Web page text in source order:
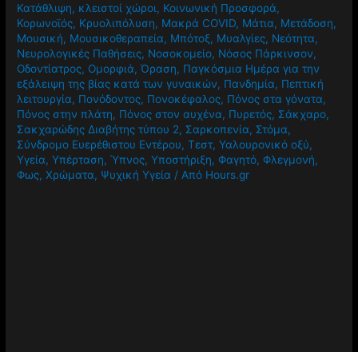
Κατάθλιψη, κλειστοί χώροι, Κοινωνική Προσφορά,
Κορωνοϊός, Κρυολιπόλυση, Μακρά COVID, Μάτια, Μετάδοση,
Μουσική, Μουσικοθεραπεία, Μπότοξ, Μυαλγίες, Νεότητα,
Νευρολογικές Παθήσεις, Νοσοκομείο, Νόσος Πάρκινσον,
Οδοντίατρος, Ομορφιά,Όραση, Παγκόσμια Ημέρα για την
εξάλειψη της βίας κατά των γυναικών, Πανδημία, Πεπτική
λειτουργία, Πονόδοντος, Πονοκέφαλος, Πόνος στα γόνατα,
Πόνος στην πλάτη, Πόνος στον αυχένα, Πυρετός, Σάκχαρο,
Σακχαρώδης Διαβήτης τύπου 2, Σαρκοπενία, Στόμα,
Σύνδρομο Ευερέθιστου Εντέρου,Τεστ,Υαλουρονικό οξύ,
Υγεία,Υπέρταση,Ύπνος,Υποστήριξη,Φαγητό,Φλεγμονή,
Φως,Χρώματα, Ψυχική Υγεία / Από Hours.gr